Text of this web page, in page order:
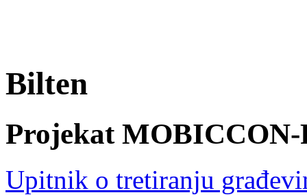
Bilten
Projekat MOBICCON-
Upitnik o tretiranju